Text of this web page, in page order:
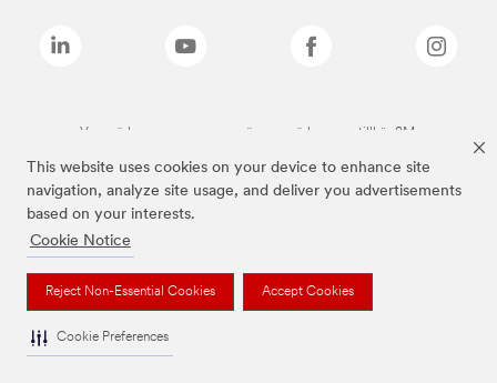
This website uses cookies on your device to enhance site
navigation, analyze site usage, and deliver you advertisements
based on your interests.
Cookie Notice
Reject Non-Essential Cookies Accept Cookies
Cookie Preferences
Varumärken som anges ovan är varumärken som tillhör 3M.